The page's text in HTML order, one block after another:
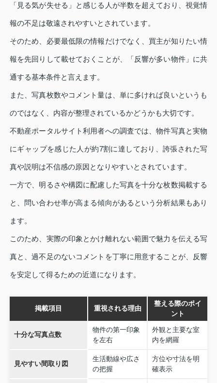
「見る気が失せる」と感じる人が半数を超えており、視覚情
報の不足は敬遠されやすいとされています。
そのため、必要最低限の情報だけでなく、買主が知りたい情
報を先回りして載せておくことが、「反響が多い物件」に共
通する基本条件と言えます。
また、写真枚数やコメント量は、単に多ければ良いというも
のではなく、内容が整理されているかどうかも大切です。
不動産ポータルサイト利用者への調査では、物件写真と実物
にギャップを感じた人が約7割に達しており、誇張された写
真や説明は不信感の原因となりやすいとされています。
一方で、明るさや構図に配慮した写真を十分な枚数掲載する
と、問い合わせ率が高まる傾向があるという分析結果もあり
ます。
このため、実際の印象とかけ離れない範囲で魅力を伝える写
真と、過不足のないコメントを丁寧に用意することが、反響
を安定して得るための近道になります。
掲載項目 重視される理由
整える際のポイ
ント
十分な写真点数
物件の第一印象
を左右
外観と主要な室
内を網羅
見やすい間取り図
生活動線や広さ
の把握
方位や寸法を明
確表示